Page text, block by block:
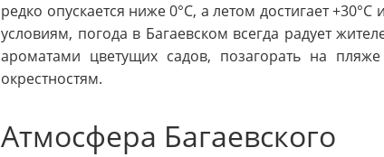
редко опускается ниже 0°C, а летом достигает
условиям, погода в Багаевском всегда радует
ароматами цветущих садов, позагорать на
окрестностям.
Атмосфера Багаевского